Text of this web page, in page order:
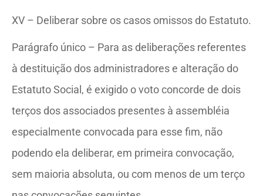
XV – Deliberar sobre os casos omissos do Estatuto.
Parágrafo único – Para as deliberações referentes
à destituição dos administradores e alteração do
Estatuto Social, é exigido o voto concorde de dois
terços dos associados presentes à assembléia
especialmente convocada para esse fim, não
podendo ela deliberar, em primeira convocação,
sem maioria absoluta, ou com menos de um terço